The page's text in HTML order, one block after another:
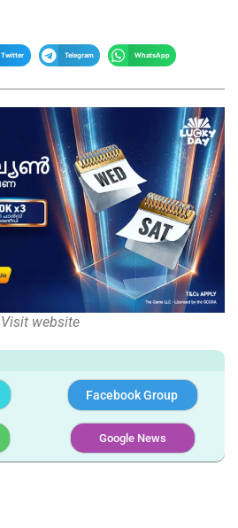
Twitter Telegram WhatsApp
Visit website
Facebook Group
Google News